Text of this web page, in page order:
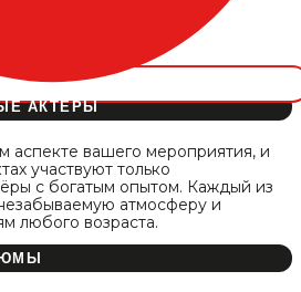
АКТЁРЫ
аспекте вашего мероприятия, и
участвуют только
с богатым опытом. Каждый из
атмосферу и
любого возраста.